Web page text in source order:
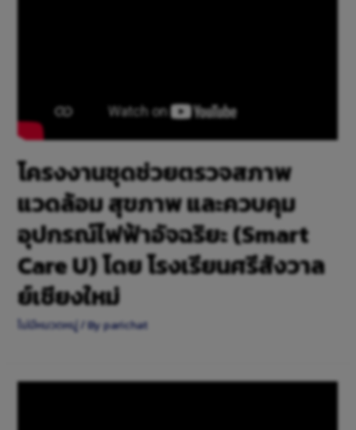
โครงงานชุดช่วยตรวจสภาพ
แวดล้อม สุขภาพ และควบคุม
อุปกรณ์ไฟฟ้าอัจฉริยะ (Smart
Care U) โดย โรงเรียนศรีสังวาล
ย์เชียงใหม่
ไม่มีหมวดหมู่/ Byparichat